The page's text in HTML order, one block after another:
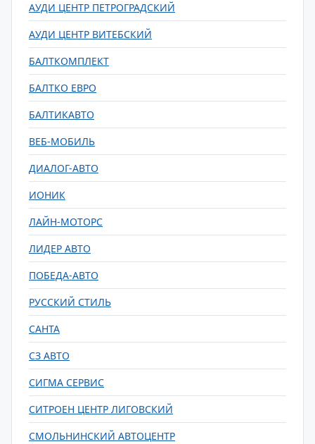
АУДИ ЦЕНТР ПЕТРОГРАДСКИЙ
АУДИ ЦЕНТР ВИТЕБСКИЙ
БАЛТКОМПЛЕКТ
БАЛТКО ЕВРО
БАЛТИКАВТО
ВЕБ-МОБИЛЬ
ДИАЛОГ-АВТО
ИОНИК
ЛАЙН-МОТОРС
ЛИДЕР АВТО
ПОБЕДА-АВТО
РУССКИЙ СТИЛЬ
САНТА
СЗ АВТО
СИГМА СЕРВИС
СИТРОЕН ЦЕНТР ЛИГОВСКИЙ
СМОЛЬНИНСКИЙ АВТОЦЕНТР